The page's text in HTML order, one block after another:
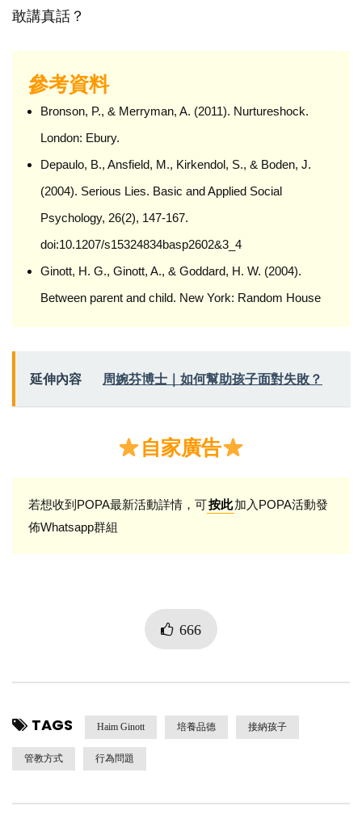
敢講真話？
參考資料
Bronson, P., & Merryman, A. (2011). Nurtureshock.
London: Ebury.
Depaulo, B., Ansfield, M., Kirkendol, S., & Boden, J.
(2004). Serious Lies. Basic and Applied Social
Psychology, 26(2), 147-167.
doi:10.1207/s15324834basp2602&3_4
Ginott, H. G., Ginott, A., & Goddard, H. W. (2004).
Between parent and child. New York: Random House
延伸內容 周婉芬博士｜如何幫助孩子面對失敗？
自家廣告
若想收到POPA最新活動詳情，可按此加入POPA活動發
佈Whatsapp群組
666
TAGS Haim Ginott 培養品德 接納孩子
管教方式 行為問題